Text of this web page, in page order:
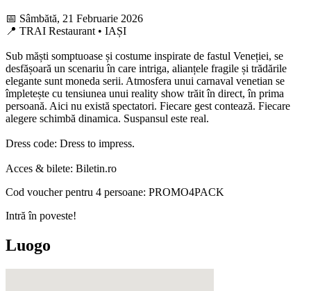
📅 Sâmbătă, 21 Februarie 2026
📍 TRAI Restaurant • IAȘI
Sub măști somptuoase și costume inspirate de fastul Veneției, se
desfășoară un scenariu în care intriga, alianțele fragile și trădările
elegante sunt moneda serii. Atmosfera unui carnaval venetian se
împletește cu tensiunea unui reality show trăit în direct, în prima
persoană. Aici nu există spectatori. Fiecare gest contează. Fiecare
alegere schimbă dinamica. Suspansul este real.
Dress code: Dress to impress.
Acces & bilete: Biletin.ro
Cod voucher pentru 4 persoane: PROMO4PACK
Intră în poveste!
Luogo